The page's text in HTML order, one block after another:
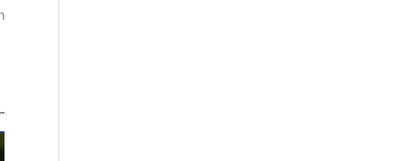
Projekte können